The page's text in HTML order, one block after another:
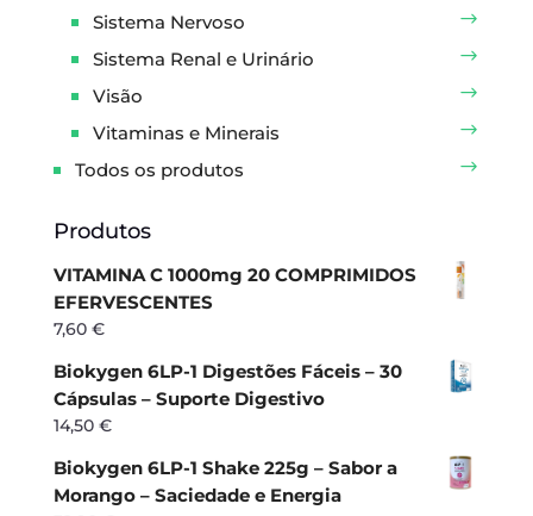
Sistema Nervoso
Sistema Renal e Urinário
Visão
Vitaminas e Minerais
Todos os produtos
Produtos
VITAMINA C 1000mg 20 COMPRIMIDOS
EFERVESCENTES
7,60 €
Biokygen 6LP-1 Digestões Fáceis – 30
Cápsulas – Suporte Digestivo
14,50 €
Biokygen 6LP-1 Shake 225g – Sabor a
Morango – Saciedade e Energia